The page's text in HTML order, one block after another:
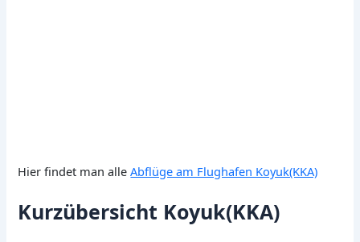
Hier findet man alleAbflüge am Flughafen Koyuk(KKA)
Kurzübersicht Koyuk(KKA)